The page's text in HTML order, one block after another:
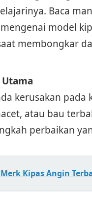
Baca
model
membongkar
kerusakan pada
atau bau
perbaikan
Kipas Angin